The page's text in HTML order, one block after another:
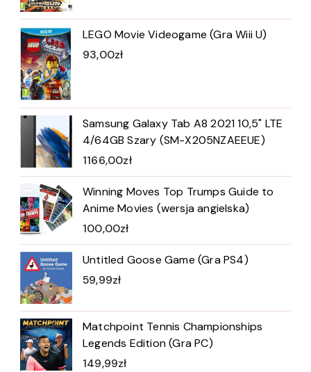
LEGO Movie Videogame (Gra Wiii U)
93,00zł
Samsung Galaxy Tab A8 2021 10,5" LTE
4/64GB Szary (SM-X205NZAEEUE)
1166,00zł
Winning Moves Top Trumps Guide to
Anime Movies (wersja angielska)
100,00zł
Untitled Goose Game (Gra PS4)
59,99zł
Matchpoint Tennis Championships
Legends Edition (Gra PC)
149,99zł